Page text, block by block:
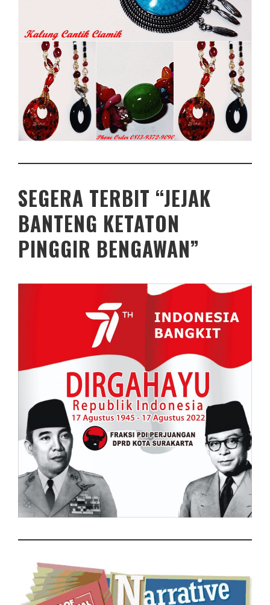
SEGERA TERBIT “JEJAK
BANTENG KETATON
PINGGIR BENGAWAN”